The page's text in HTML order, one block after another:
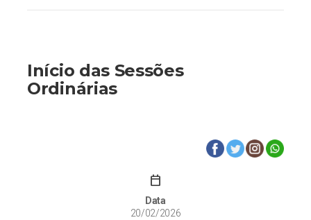
Início das Sessões
Ordinárias
calendar_today
Data
20/02/2026